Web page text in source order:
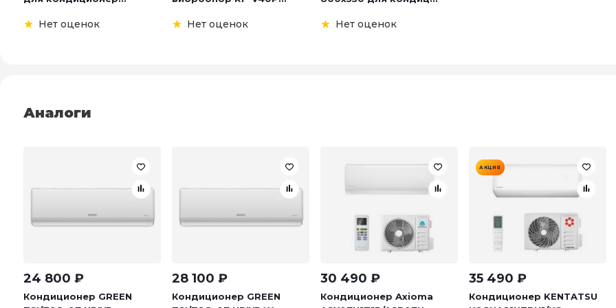
Нет оценок Нет оценок Нет оценок
Аналоги
24 800 ₽
Кондиционер GREEN
28 100 ₽
Кондиционер GREEN
30 490 ₽
Кондиционер Axioma
АКЦИЯ
35 490 ₽
Кондиционер KENTATSU